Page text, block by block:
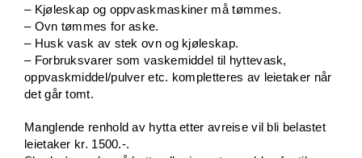
– Kjøleskap og oppvaskmaskiner må tømmes.
– Ovn tømmes for aske.
– Husk vask av stek ovn og kjøleskap.
– Forbruksvarer som vaskemiddel til hyttevask,
oppvaskmiddel/pulver etc. kompletteres av leietaker når
det går tomt.
Manglende renhold av hytta etter avreise vil bli belastet
leietaker kr. 1500.-.